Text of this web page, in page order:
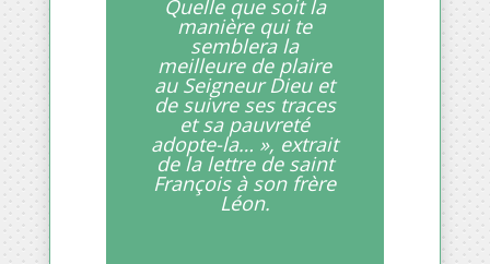
Quelle que soit la
manière qui te
semblera la
meilleure de plaire
au Seigneur Dieu et
de suivre ses traces
et sa pauvreté
adopte-la… », extrait
de la lettre de saint
François à son frère
Léon.